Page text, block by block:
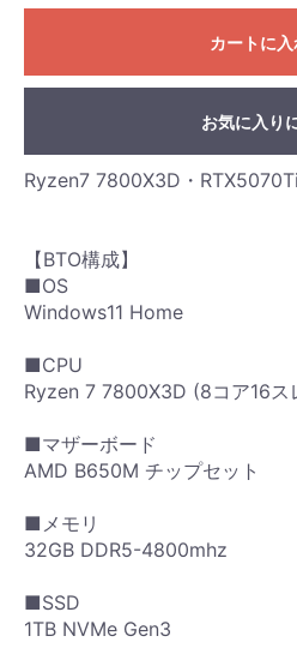
カートに入
お気に入り
Ryzen7 7800X3D・
【BTO構成】
■OS
Windows11 Home
■CPU
Ryzen 7 7800X3D (8コア16ス
■マザーボード
AMD B650M チップセット
■メモリ
32GB DDR5-4800mhz
■SSD
1TB NVMe Gen3